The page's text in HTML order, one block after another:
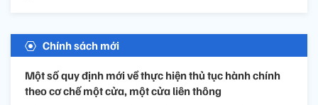
Chính sách mới
Một số quy định mới về thực hiện thủ tục hành chính
theo cơ chế một cửa, một cửa liên thông